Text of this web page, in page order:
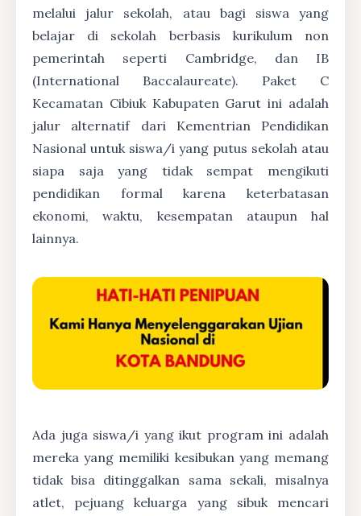
melalui jalur sekolah, atau bagi siswa yang
belajar di sekolah berbasis kurikulum non
pemerintah seperti Cambridge, dan IB
(International Baccalaureate). Paket C
Kecamatan Cibiuk Kabupaten Garut ini adalah
jalur alternatif dari Kementrian Pendidikan
Nasional untuk siswa/i yang putus sekolah atau
siapa saja yang tidak sempat mengikuti
pendidikan formal karena keterbatasan
ekonomi, waktu, kesempatan ataupun hal
lainnya.
Ada juga siswa/i yang ikut program ini adalah
mereka yang memiliki kesibukan yang memang
tidak bisa ditinggalkan sama sekali, misalnya
atlet, pejuang keluarga yang sibuk mencari